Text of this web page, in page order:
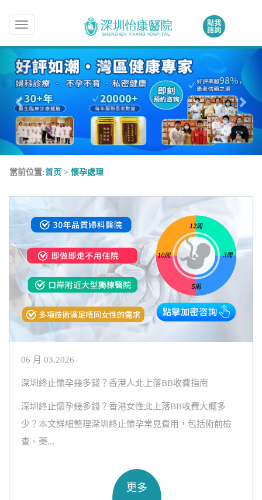
Toggle
navigation
當前位置:首页 > 懷孕處理
06 月 03,2026
深圳終止懷孕幾多錢？香港人北上落BB收費指南
深圳終止懷孕幾多錢？香港女性北上落BB收費大概多
少？本文詳細整理深圳終止懷孕常見費用，包括術前檢
查、藥...
更多